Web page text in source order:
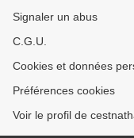
Signaler un abus
C.G.U.
Cookies et données
Préférences cookies
Voir le profil de